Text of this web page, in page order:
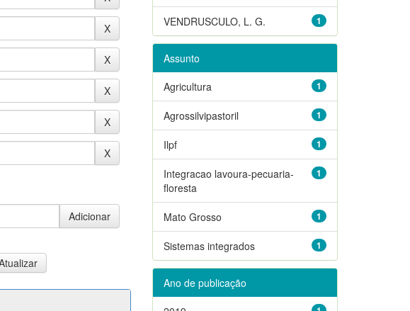
1
VENDRUSCULO, L. G.
Assunto
1
Agricultura
1
Agrossilvipastoril
1
Ilpf
1
Integracao lavoura-pecuaria-
floresta
1
Mato Grosso
1
Sistemas integrados
Ano de publicação